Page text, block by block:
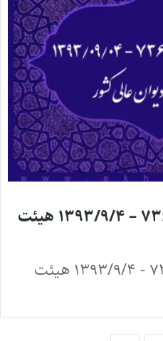
رای وحدت رویه شماره ۷۳۶ – ۱۳۹۳/۹/۴ هیئت
رای وحدت رویه شماره ۷۳۶ - ۱۳۹۳/۹/۴ هیئت